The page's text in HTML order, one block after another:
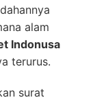
alam
Indonusa
terurus.
surat